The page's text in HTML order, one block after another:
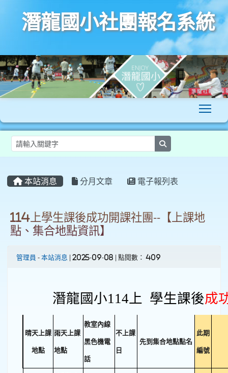
潛龍國小社團報名系統
本站消息 分月文章 電子報列表
114上學生課後成功開課社團--【上課地
點、集合地點資訊】
管理員 - 本站消息 | 2025-09-08 | 點閱數： 409
潛龍國小114上 學生課後成
晴天上課
地點
雨天上課
地點
教室內線
黑色機電
話
不上課
日
先到集合地點點名
此期
編號